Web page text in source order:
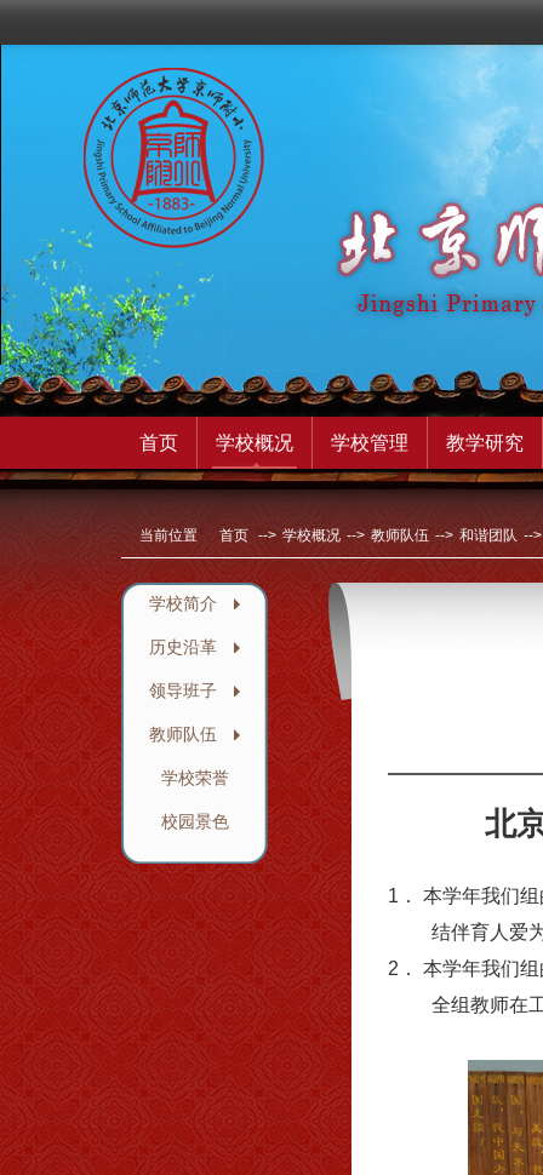
首页 学校概况 学校管理 教学研究
当前位置 首页 --> 学校概况 --> 教师队伍 --> 和谐团队 -->
学校简介
历史沿革
领导班子
教师队伍
学校荣誉
校园景色 北
1． 本学年我们
结伴育人爱为
2． 本学年我们
全组教师在工